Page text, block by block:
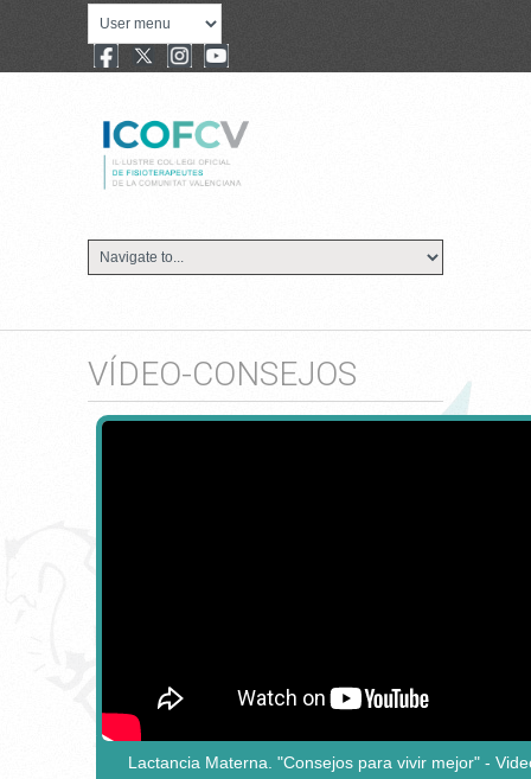
VÍDEO-CONSEJOS
Lactancia Materna. "Consejos para vivir mejor" -